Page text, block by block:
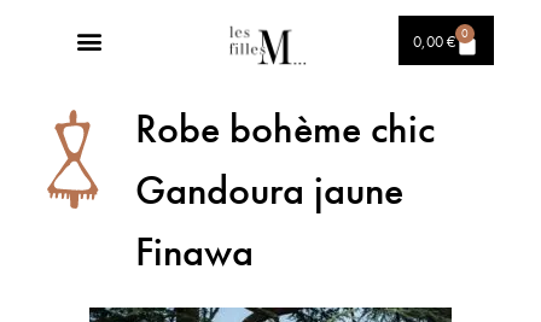
0,00€ 0
Robe bohème chic
Gandoura jaune
Finawa